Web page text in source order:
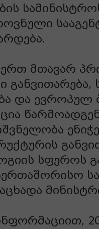
მთავარ
და ევროპულ
სფეროს